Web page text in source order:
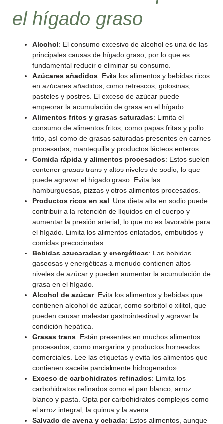
el hígado graso
Alcohol: El consumo excesivo de alcohol es una de las
principales causas de hígado graso, por lo que es
fundamental reducir o eliminar su consumo.
Azúcares añadidos: Evita los alimentos y bebidas ricos
en azúcares añadidos, como refrescos, golosinas,
pasteles y postres. El exceso de azúcar puede
empeorar la acumulación de grasa en el hígado.
Alimentos fritos y grasas saturadas: Limita el
consumo de alimentos fritos, como papas fritas y pollo
frito, así como de grasas saturadas presentes en carnes
procesadas, mantequilla y productos lácteos enteros.
Comida rápida y alimentos procesados: Estos suelen
contener grasas trans y altos niveles de sodio, lo que
puede agravar el hígado graso. Evita las
hamburguesas, pizzas y otros alimentos procesados.
Productos ricos en sal: Una dieta alta en sodio puede
contribuir a la retención de líquidos en el cuerpo y
aumentar la presión arterial, lo que no es favorable para
el hígado. Limita los alimentos enlatados, embutidos y
comidas precocinadas.
Bebidas azucaradas y energéticas: Las bebidas
gaseosas y energéticas a menudo contienen altos
niveles de azúcar y pueden aumentar la acumulación de
grasa en el hígado.
Alcohol de azúcar: Evita los alimentos y bebidas que
contienen alcohol de azúcar, como sorbitol o xilitol, que
pueden causar malestar gastrointestinal y agravar la
condición hepática.
Grasas trans: Están presentes en muchos alimentos
procesados, como margarina y productos horneados
comerciales. Lee las etiquetas y evita los alimentos que
contienen «aceite parcialmente hidrogenado».
Exceso de carbohidratos refinados: Limita los
carbohidratos refinados como el pan blanco, arroz
blanco y pasta. Opta por carbohidratos complejos como
el arroz integral, la quinua y la avena.
Salvado de avena y cebada: Estos alimentos, aunque